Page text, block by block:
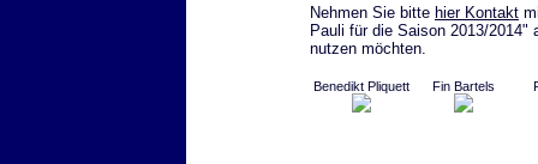
Nehmen Sie bitte hier Kontakt
Pauli für die Saison 2013/2014"
nutzen möchten.
Benedikt Pliquett Fin Bartels